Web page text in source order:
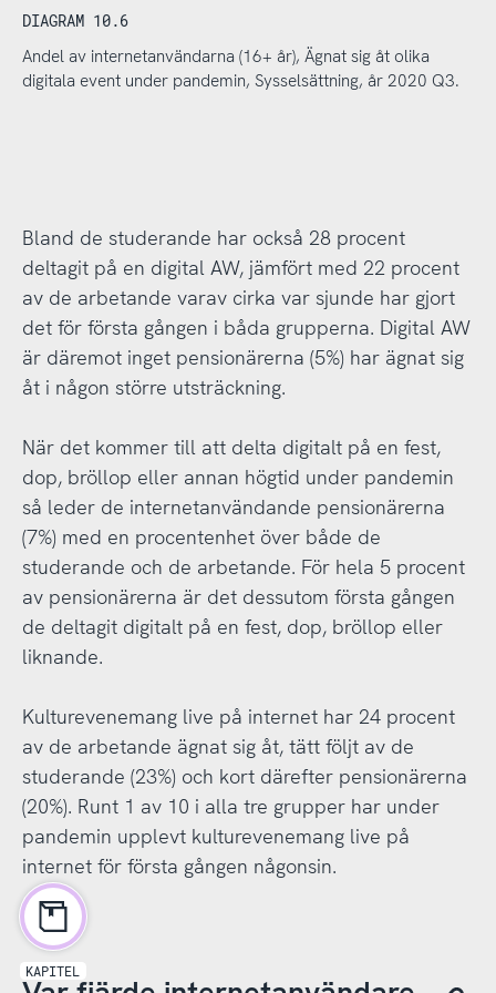
DIAGRAM 10.6
Andel av internetanvändarna (16+ år), Ägnat sig åt olika
digitala event under pandemin, Sysselsättning, år 2020 Q3.
Bland de studerande har också 28 procent
deltagit på en digital AW, jämfört med 22 procent
av de arbetande varav cirka var sjunde har gjort
det för första gången i båda grupperna. Digital AW
är däremot inget pensionärerna (5%) har ägnat sig
åt i någon större utsträckning.
När det kommer till att delta digitalt på en fest,
dop, bröllop eller annan högtid under pandemin
så leder de internetanvändande pensionärerna
(7%) med en procentenhet över både de
studerande och de arbetande. För hela 5 procent
av pensionärerna är det dessutom första gången
de deltagit digitalt på en fest, dop, bröllop eller
liknande.
Kulturevenemang live på internet har 24 procent
av de arbetande ägnat sig åt, tätt följt av de
studerande (23%) och kort därefter pensionärerna
(20%). Runt 1 av 10 i alla tre grupper har under
pandemin upplevt kulturevenemang live på
internet för första gången någonsin.
KAPITEL